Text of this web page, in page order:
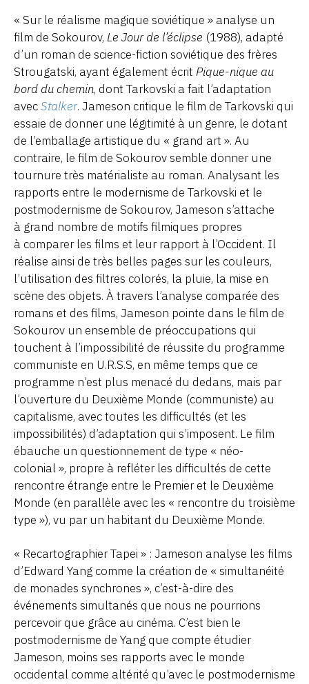
« Sur le réalisme magique soviétique » analyse un
film de Sokourov, Le Jour de l’éclipse (1988), adapté
d’un roman de science-fiction soviétique des frères
Strougatski, ayant également écrit Pique-nique au
bord du chemin, dont Tarkovski a fait l’adaptation
avecStalker. Jameson critique le film de Tarkovski qui
essaie de donner une légitimité à un genre, le dotant
de l’emballage artistique du « grand art ». Au
contraire, le film de Sokourov semble donner une
tournure très matérialiste au roman. Analysant les
rapports entre le modernisme de Tarkovski et le
postmodernisme de Sokourov, Jameson s’attache
à grand nombre de motifs filmiques propres
à comparer les films et leur rapport à l’Occident. Il
réalise ainsi de très belles pages sur les couleurs,
l’utilisation des filtres colorés, la pluie, la mise en
scène des objets. À travers l’analyse comparée des
romans et des films, Jameson pointe dans le film de
Sokourov un ensemble de préoccupations qui
touchent à l’impossibilité de réussite du programme
communiste en U.R.S.S, en même temps que ce
programme n’est plus menacé du dedans, mais par
l’ouverture du Deuxième Monde (communiste) au
capitalisme, avec toutes les difficultés (et les
impossibilités) d’adaptation qui s’imposent. Le film
ébauche un questionnement de type « néo-
colonial », propre à refléter les difficultés de cette
rencontre étrange entre le Premier et le Deuxième
Monde (en parallèle avec les « rencontre du troisième
type »), vu par un habitant du Deuxième Monde.
« Recartographier Tapei » : Jameson analyse les films
d’Edward Yang comme la création de « simultanéité
de monades synchrones », c’est-à-dire des
événements simultanés que nous ne pourrions
percevoir que grâce au cinéma. C’est bien le
postmodernisme de Yang que compte étudier
Jameson, moins ses rapports avec le monde
occidental comme altérité qu’avec le postmodernisme